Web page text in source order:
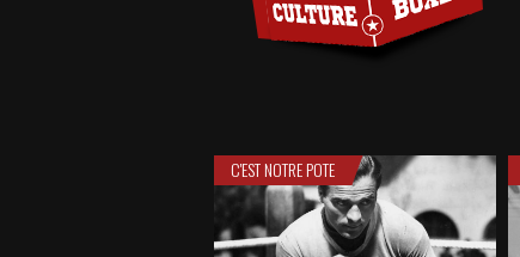
C'EST NOTRE POTE